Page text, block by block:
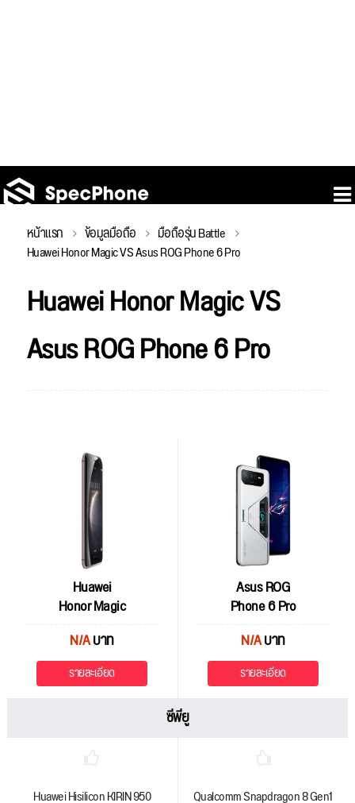
หน้าแรก ข้อมูลมือถือ มือถือรุ่น Battle
Huawei Honor Magic VS Asus ROG Phone 6 Pro
Huawei Honor Magic VS
Asus ROG Phone 6 Pro
Huawei
Honor Magic
N/Aบาท
รายละเอียด
Asus ROG
Phone 6 Pro
N/Aบาท
รายละเอียด
ซีพียู
Huawei Hisilicon KIRIN 950
Qualcomm Snapdragon 8 Gen1